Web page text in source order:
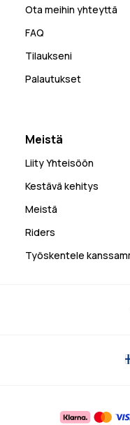
Ota meihin yhteyttä
FAQ
Tilaukseni
Palautukset
Meistä
Liity Yhteisöön
Kestävä kehitys
Meistä
Riders
Työskentele